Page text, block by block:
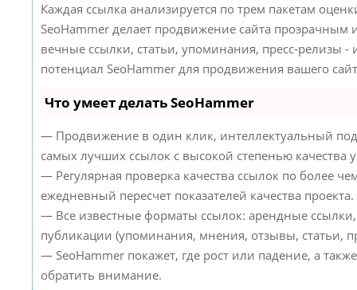
Каждая ссылка анализируется по трем пакетам
SeoHammer делает продвижение сайта прозрачным
вечные ссылки, статьи, упоминания, пресс-релизы -
потенциал SeoHammer для продвижения вашего
Что умеет делать SeoHammer
— Продвижение в один клик, интеллектуальный
самых лучших ссылок с высокой степенью качества
— Регулярная проверка качества ссылок по более
ежедневный пересчет показателей качества проекта.
— Все известные форматы ссылок: арендные
публикации (упоминания, мнения, отзывы, статьи,
— SeoHammer покажет, где рост или падение, а
обратить внимание.